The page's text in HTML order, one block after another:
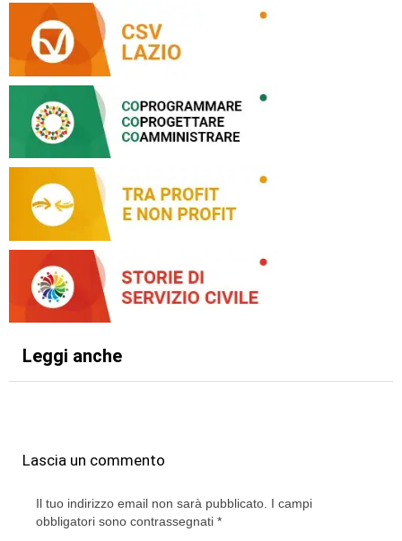
Leggi anche
Lascia un commento
Il tuo indirizzo email non sarà pubblicato. I campi
obbligatori sono contrassegnati *